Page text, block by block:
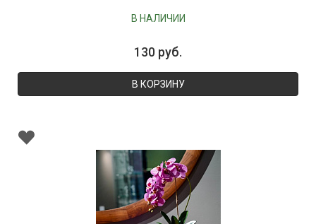
В НАЛИЧИИ
130 руб.
В КОРЗИНУ